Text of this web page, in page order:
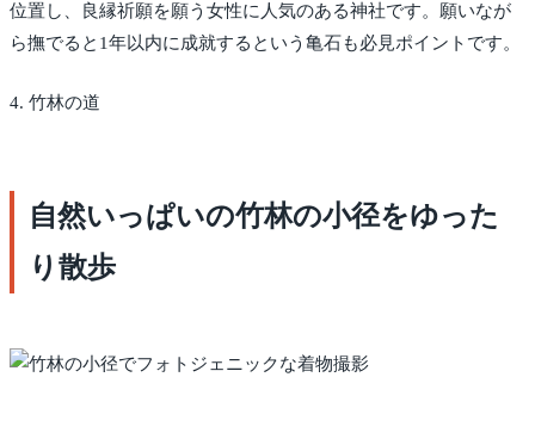
位置し、良縁祈願を願う女性に人気のある神社です。願いなが
ら撫でると1年以内に成就するという亀石も必見ポイントです。
4. 竹林の道
自然いっぱいの竹林の小径をゆった
り散歩